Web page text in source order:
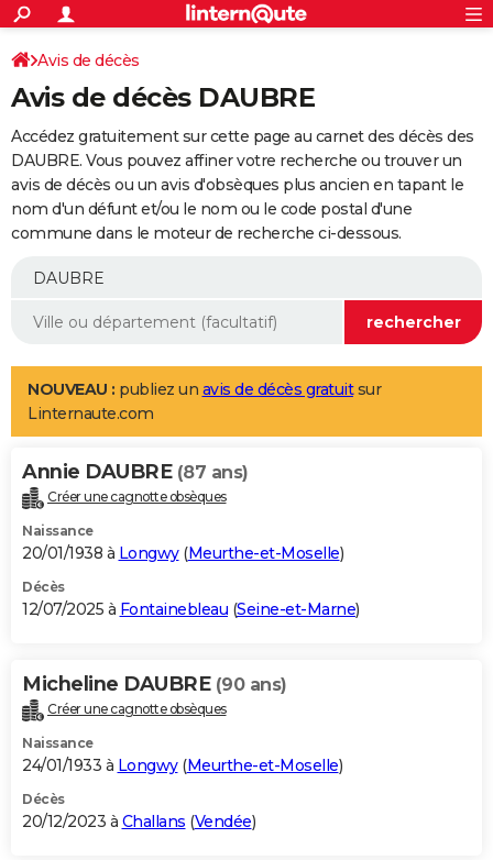
ACTUALITÉS
Politique
Société
Faits Divers
Education
Monde
Villes
+
SPORT
Coupe du monde 2026
Football
Tennis
Cyclisme
Rugby
Forum
Programme TV
TNT
Streaming
Cinéma
Sorties cinéma
Musique
+
FINANCE
Retraite
Epargne
Immobilier
Risques naturels par ville
Banque
Assurance
AUTO
Essais
Réserver un essai
Citadines
Berlines
SUV
Forum auto
+
Mobiles
Meilleur smartphone
Internet
Ordinateurs
Jeux vidéo
Guide high-tech
Aménagement intérieur
LIFESTYLE
Art de vivre
Bien-être
Loisirs
Mode
Modes de vie
Alimentation
Guide de la santé
Maladies
Médicaments
Sommeil
VOYAGE
Destinations
City break
Voyage nature
Voyage de noces
Forum
Climat
+PHOTO
GUIDES D'ACHAT
BONS PLANS
Carte de Noël
Carte Bonne année
Carte Saint-Valentin
Carte Pâques
Carte d'anniversaire
DICTIONNAIRE
Dictionnaire
Biographies
Citations
Expressions
Proverbes
PROGRAMME TV
S'inscrire
Se connecter
Lycées
Collèges
Primaires
Universités
Entreprises
Service militaire
Avis de recherche
AVIS DE DÉCÈS
Avis de décès
Avis de décès DAUBRE
Accédez gratuitement sur cette page au carnet des décès des
DAUBRE. Vous pouvez affiner votre recherche ou trouver un
avis de décès ou un avis d'obsèques plus ancien en tapant le
nom d'un défunt et/ou le nom ou le code postal d'une
commune dans le moteur de recherche ci-dessous.
NOUVEAU : publiez un avis de décès gratuitsur
Linternaute.com
Annie DAUBRE (87 ans)
Créer une cagnotte obsèques
Naissance
20/01/1938 à Longwy(Meurthe-et-Moselle)
Décès
12/07/2025 à Fontainebleau (Seine-et-Marne)
Micheline DAUBRE (90 ans)
Créer une cagnotte obsèques
Naissance
24/01/1933 à Longwy(Meurthe-et-Moselle)
Décès
20/12/2023 à Challans (Vendée)